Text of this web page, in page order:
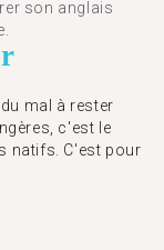
son anglais
mal à rester
c'est le
natifs. C'est pour